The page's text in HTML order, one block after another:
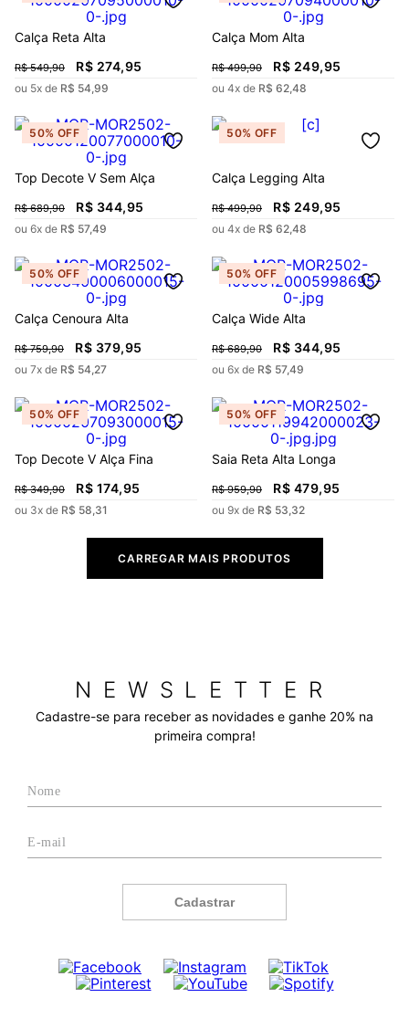
Calça Reta Alta
R$ 549,90 R$ 274,95
ou 5x de R$ 54,99
Calça Mom Alta
R$ 499,90 R$ 249,95
ou 4x de R$ 62,48
50% OFF
Top Decote V Sem Alça
R$ 689,90 R$ 344,95
ou 6x de R$ 57,49
50% OFF
Calça Legging Alta
R$ 499,90 R$ 249,95
ou 4x de R$ 62,48
50% OFF
Calça Cenoura Alta
R$ 759,90 R$ 379,95
ou 7x de R$ 54,27
50% OFF
Calça Wide Alta
R$ 689,90 R$ 344,95
ou 6x de R$ 57,49
50% OFF
Top Decote V Alça Fina
R$ 349,90 R$ 174,95
ou 3x de R$ 58,31
50% OFF
Saia Reta Alta Longa
R$ 959,90 R$ 479,95
ou 9x de R$ 53,32
NEWSLETTER
Cadastre-se para receber as novidades e ganhe 20% na
primeira compra!
Cadastrar